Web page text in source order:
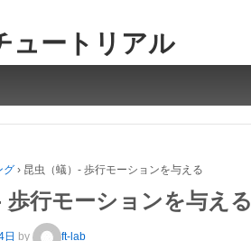
ュートリアル
グ › 昆虫（蟻）- 歩行モーションを与える
歩行モーションを与える
日 by ft-lab